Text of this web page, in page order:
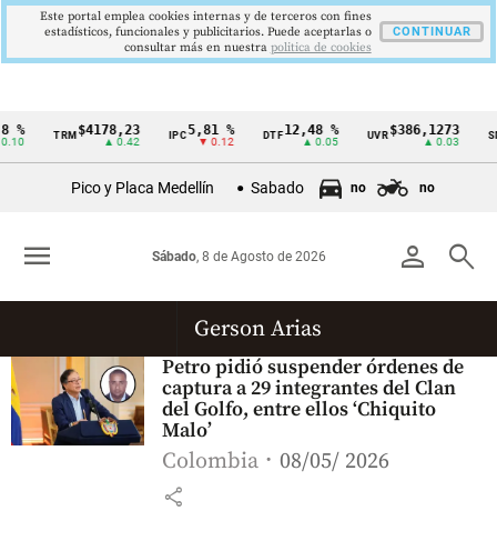
Cintillo
Colombia
% TRM$4178,23
▲ 0.42
IPC5,81 %
▼ 0.12
DTF12,48 %
▲ 0.05
UVR$386,1273
▲ 0.03
Pico y Placa Medellín Sabado no no
person search
Sábado, 8 de Agosto de 2026
menu
Gerson Arias
Petro pidió suspender órdenes de
captura a 29 integrantes del Clan
del Golfo, entre ellos ‘Chiquito
Malo’
Colombia 08/05/ 2026
share
Este portal emplea cookies internas y de terceros con fines
estadísticos, funcionales y publicitarios. Puede aceptarlas o
consultar más en nuestra politica de cookies
CONTINUAR